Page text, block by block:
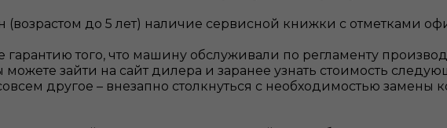
до 5 лет) наличие сервисной книжки с отметками
гарантию того, что машину обслуживали по регламенту
зайти на сайт дилера и заранее узнать стоимость
другое – внезапно столкнуться с необходимостью замены